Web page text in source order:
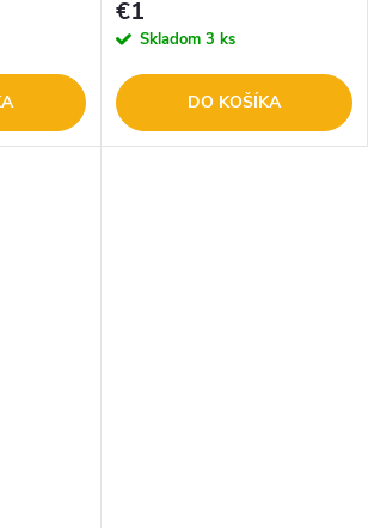
€1
Skladom 3 ks
DO KOŠÍKA